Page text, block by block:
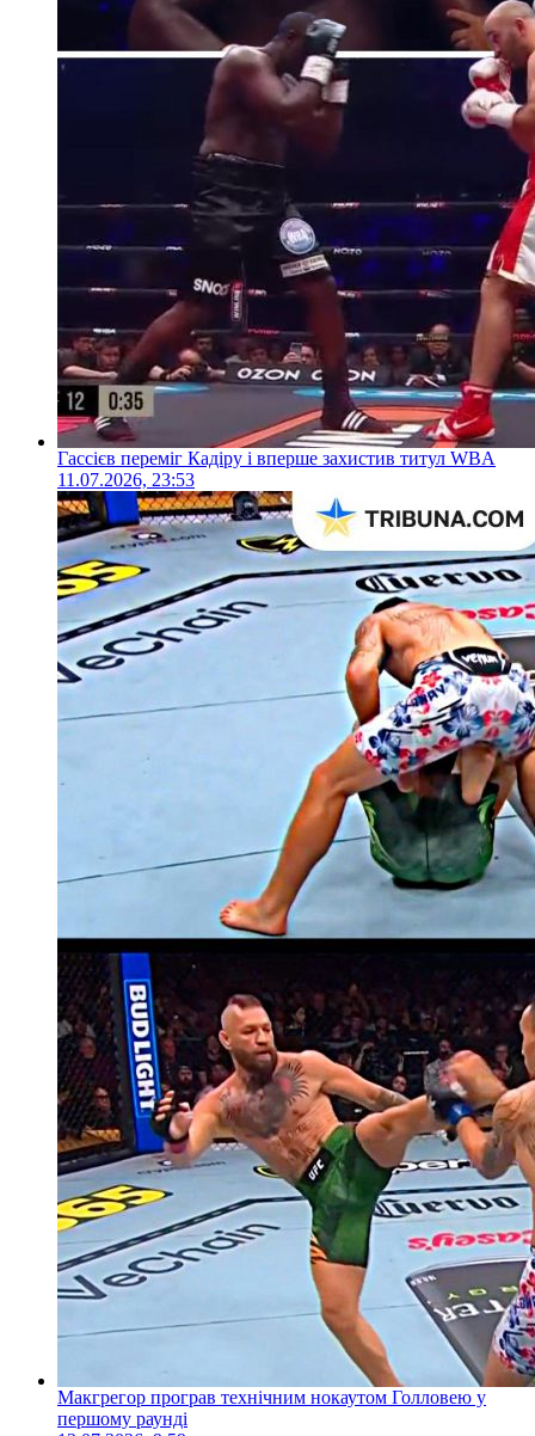
Гассієв переміг Кадіру і вперше захистив титул WBA
11.07.2026, 23:53
Макгрегор програв технічним нокаутом Голловею у
першому раунді